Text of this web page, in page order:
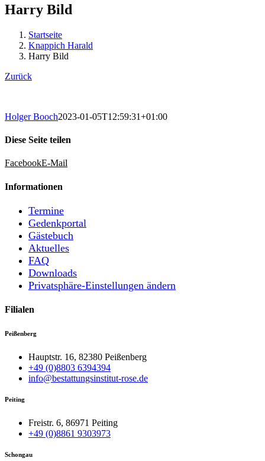
Harry Bild
Startseite
Knappich Harald
Harry Bild
Zurück
Holger Booch2023-01-05T12:59:31+01:00
Diese Seite teilen
FacebookE-Mail
Informationen
Termine
Gedenkportal
Gästebuch
Aktuelles
FAQ
Downloads
Privatsphäre-Einstellungen ändern
Filialen
Peißenberg
Hauptstr. 16, 82380 Peißenberg
+49 (0)8803 6394394
info@bestattungsinstitut-rose.de
Peiting
Freistr. 6, 86971 Peiting
+49 (0)8861 9303973
Schongau